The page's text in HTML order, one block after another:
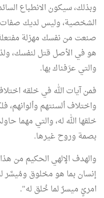
وبذلك، سيكون الانطباع
الشخصية، وليس لديك صفات
صنعت من نفسك مهزلة
هو في الأصل قتل لنفسك،
والتي عرَفناك بها.
فمن آيات الله في خلقه
واختلاف ألسنتهم
خلقها الله له، والتي مهما
بصمة وروح غيرها.
والهدف الإلهي الحكيم من
إنسان بما هو مخلوق ومُيسَّر
امرئٍ ميسرٌ لما خُلق له".